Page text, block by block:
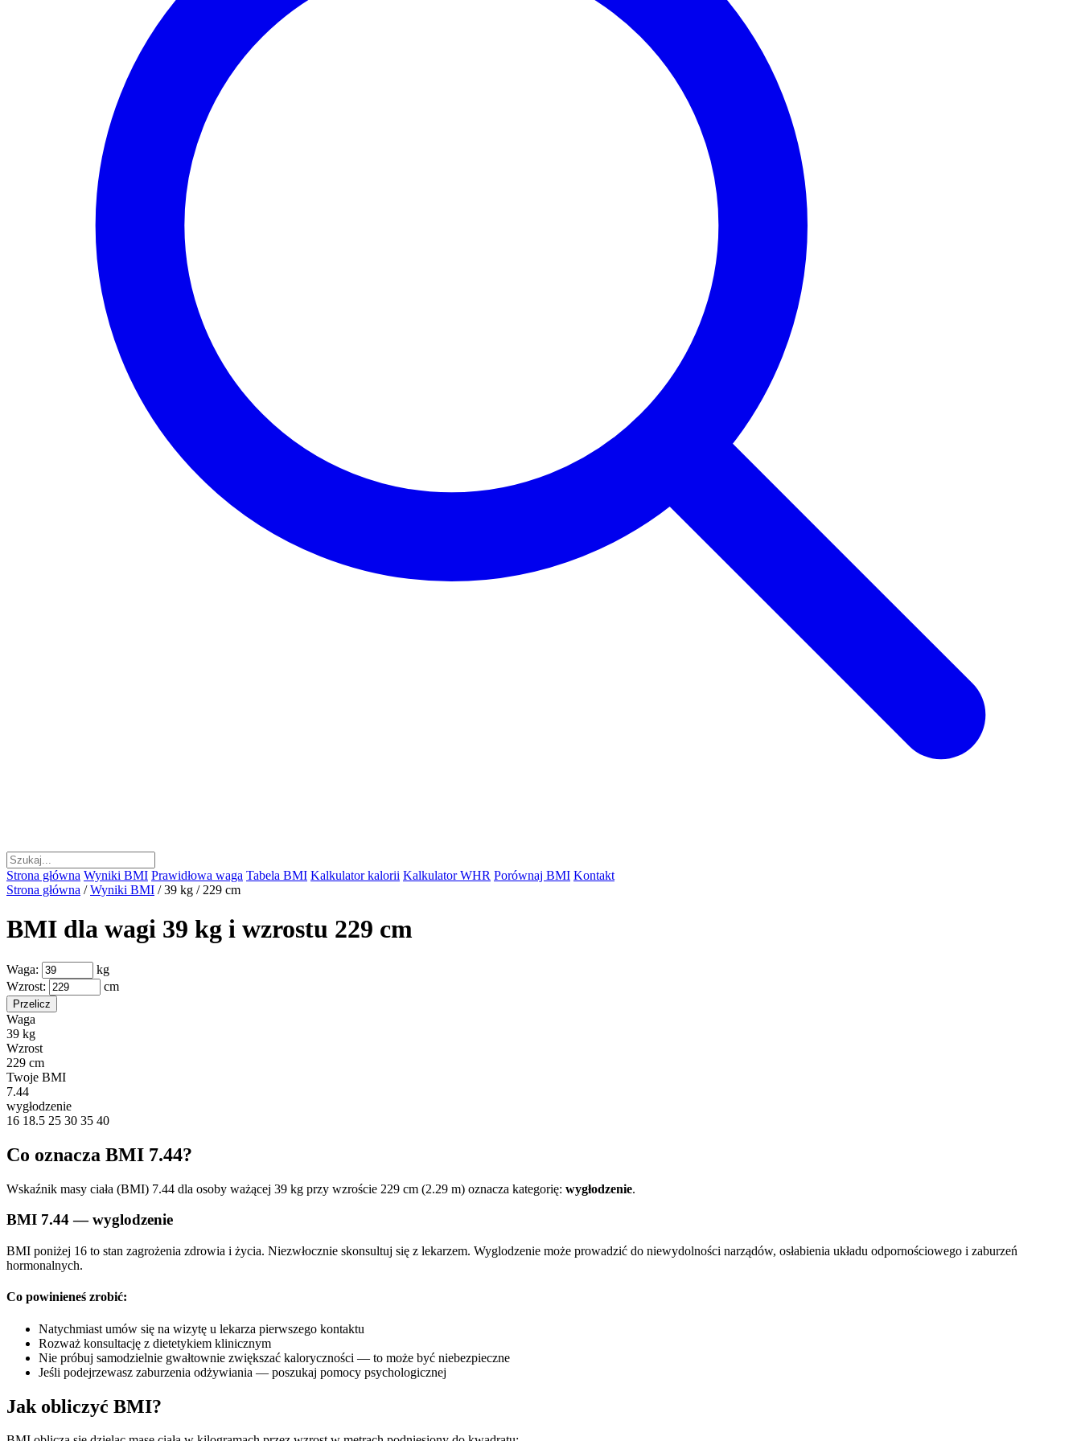
Strona główna Wyniki BMI Prawidłowa waga Tabela BMI Kalkulator kalorii Kalkulator WHR Porównaj BMI Kontakt
Strona główna / Wyniki BMI / 39 kg / 229 cm
BMI dla wagi 39 kg i wzrostu 229 cm
Waga:
kg
Wzrost:
cm
Przelicz
Waga
39 kg
Wzrost
229 cm
Twoje BMI
7.44
wygłodzenie
16 18.5 25 30 35 40
Co oznacza BMI 7.44?
Wskaźnik masy ciała (BMI) 7.44 dla osoby ważącej 39 kg przy wzroście 229 cm (2.29 m) oznacza kategorię: wygłodzenie.
BMI 7.44 — wyglodzenie
BMI poniżej 16 to stan zagrożenia zdrowia i życia. Niezwłocznie skonsultuj się z lekarzem. Wyglodzenie może prowadzić do niewydolności narządów, osłabienia układu odpornościowego i zaburzeń
hormonalnych.
Co powinieneś zrobić:
Natychmiast umów się na wizytę u lekarza pierwszego kontaktu
Rozważ konsultację z dietetykiem klinicznym
Nie próbuj samodzielnie gwałtownie zwiększać kaloryczności — to może być niebezpieczne
Jeśli podejrzewasz zaburzenia odżywiania — poszukaj pomocy psychologicznej
Jak obliczyć BMI?